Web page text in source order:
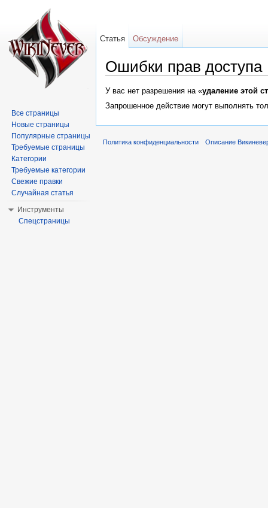
Ошибки прав доступа
У вас нет разрешения на «удаление этой
Запрошенное действие могут выполнять
Статья Обсуждение
Все страницы
Новые страницы
Популярные страницы
Требуемые страницы
Категории
Требуемые категории
Свежие правки
Случайная статья
Инструменты
Спецстраницы
Политика конфиденциальности Описание